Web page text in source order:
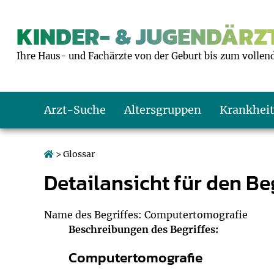
KINDER- &
Ihre Haus- und Fachärzte von der Geburt bis zum
Arzt-Suche Altersgruppen
Kleinkinder
Schulkinder
Kleinkind: U7
Schulkind: U10
Impfen: Wann
Was muss man
Giftnotruf
Hausapotheke
Sozialpädiatrie
Körpergrößen-
Blutdruckrechner
> Glossar
Detailansicht für den
Name des Begriffes: Computertomografie
Beschreibungen des Begriffes:
Computertomografie